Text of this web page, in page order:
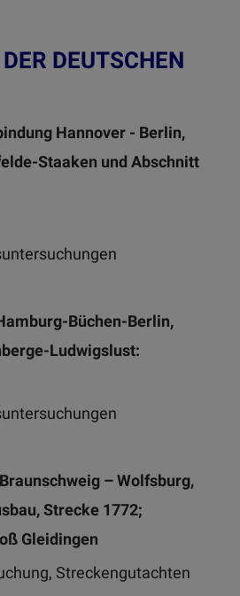
DEUTSCHEN
Hannover - Berlin,
Staaken und Abschnitt
Büchen-Berlin,
Ludwigslust:
– Wolfsburg,
Strecke 1772;
Gleidingen
Streckengutachten